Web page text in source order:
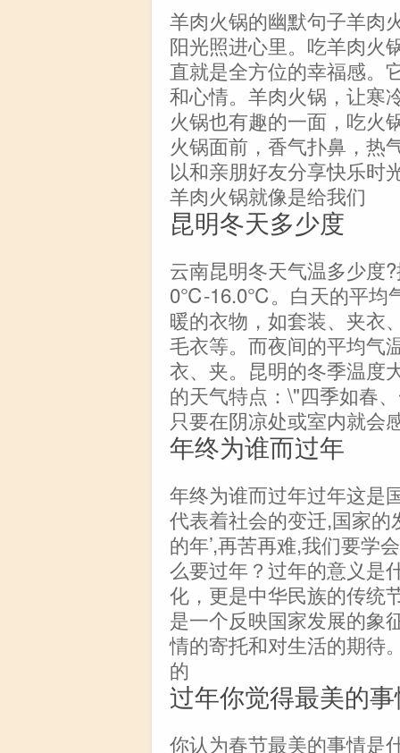
羊肉火锅的幽默句子羊肉
阳光照进心里。吃羊肉火
直就是全方位的幸福感。
和心情。羊肉火锅，让寒
火锅也有趣的一面，吃火
火锅面前，香气扑鼻，热
以和亲朋好友分享快乐时
羊肉火锅就像是给我们
昆明冬天多少度
云南昆明冬天气温多少度
0℃-16.0℃。白天的平均
暖的衣物，如套装、夹衣
毛衣等。而夜间的平均
衣、夹。昆明的冬季温度
的天气特点：\"四季如春
只要在阴凉处或室内就会
年终为谁而过年
年终为谁而过年过年这是
代表着社会的变迁,国家的
的年’,再苦再难,我们要学
么要过年？过年的意义是
化，更是中华民族的传统
是一个反映国家发展的象
情的寄托和对生活的期待
的
过年你觉得最美的
你认为春节最美的事情是